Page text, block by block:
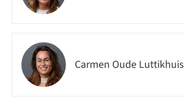
Carmen Oude Luttikhuis